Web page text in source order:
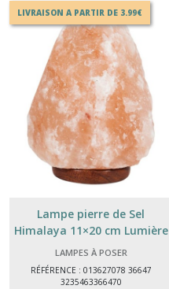
LIVRAISON A PARTIR DE 3.99€
Lampe pierre de Sel
Himalaya 11×20 cm Lumière
d’Ambiance & Déco Bien-être
LAMPES À POSER
RÉFÉRENCE : 013627078 36647
3235463366470